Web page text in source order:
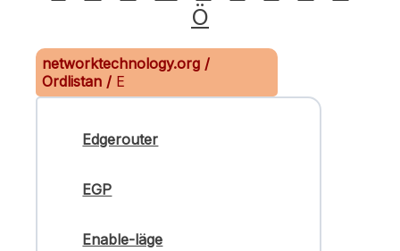
Ö
networktechnology.org /
Ordlistan / E
Edgerouter
EGP
Enable-läge